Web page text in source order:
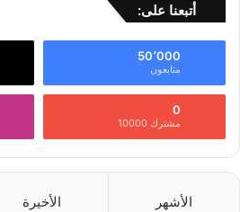
أتبعنا على:
50٬000
متابعون
0
مشترك 10000
الأشهر الأخيرة